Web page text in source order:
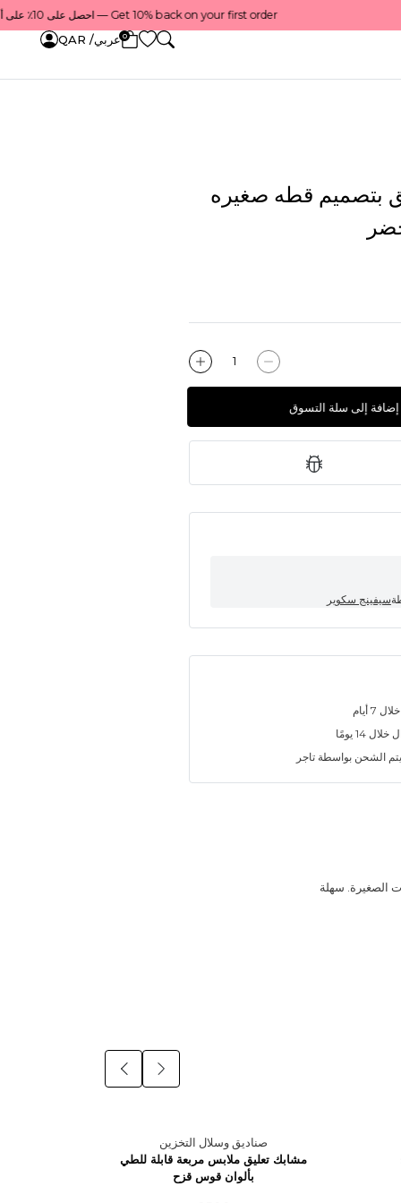
Get 10% back on your first order — احصل على 10٪ على أول طلب لك    |    Use code: Welcome10 — استخدم الرمز: Welcome10    |    Order before 1 PM for same-day delivery in Qatar — اطلب قبل الساعة 1 ظهرًا للتوصيل في نفس اليوم داخل قطر
0 عربي/ QAR
بتصميم قطه صغيره
إضافة إلى سلة التسوق
سيفينج سكوير
أيام
14 يومًا
الشحن بواسطة تاجر
الصغيرة. سهلة
صناديق وسلال التخزين
مشابك تعليق ملابس مربعة قابلة للطي
بألوان قوس قزح